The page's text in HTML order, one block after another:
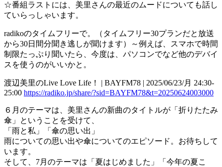
☆番組ラストには、美里さんの最近のムードについても話し
ていらっしゃいます。
radikoのタイムフリーで。（タイムフリー30プランだと放送
から30日間分聞き逃しが聞けます）～例えば、スマホで時間
制限たっぷり聞いたら、今度は、パソコンでなど他のデバイ
スを使うのがいいかと。
渡辺美里のLive Love Life！ | BAYFM78 | 2025/06/23/月 24:30-
25:00 https://radiko.jp/share/?sid=BAYFM78&t=20250624003000
６月のテーマは、美里さんの新曲のタイトルが「折りたたみ
傘」ということを受けて、
「雨と私」「傘の思い出」
雨についての思い出や傘についてのエピソード。お待ちして
います。
そして、7月のテーマは「夏はじめました」「今年の夏こ